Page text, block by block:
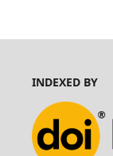
INDEXED BY